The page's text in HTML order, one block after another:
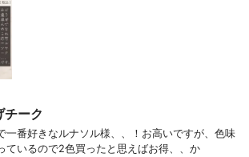
チーク
一番好きなルナソル様、、！お高いですが、色味
ているので2色買ったと思えばお得、、か